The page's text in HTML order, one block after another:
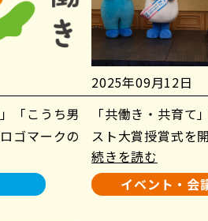
「こうち男
ゴマークの
2025年09月12日
「共働き・共育て
スト大賞授賞式を
た！
続きを読む
イベント・会